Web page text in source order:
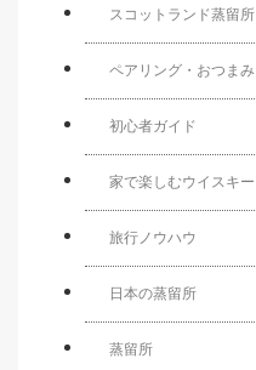
スコットランド蒸留所
ペアリング・おつまみ
初心者ガイド
家で楽しむウイスキー
旅行ノウハウ
日本の蒸留所
蒸留所